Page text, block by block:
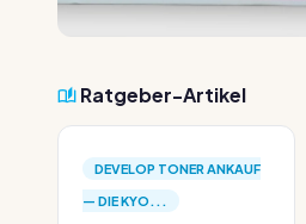
Ratgeber-Artikel
DEVELOP TONER ANKAUF
— DIE KYO...